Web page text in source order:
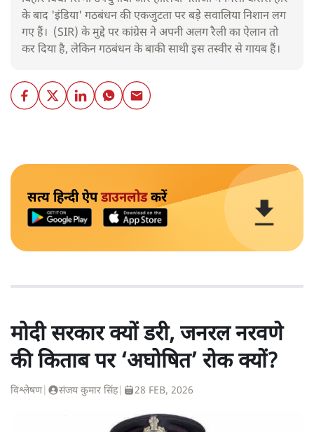
के बाद 'इंडिया' गठबंधन की एकजुटता पर बड़े सवालिया निशान लग
गए हैं। (SIR) के मुद्दे पर कांग्रेस ने अपनी अलग रैली का ऐलान तो
कर दिया है, लेकिन गठबंधन के बाकी साथी इस तस्वीर से गायब हैं।
सत्य हिन्दी ऐपडाउनलोडकरें
मोदी सरकार क्यों डरी, जनरल नरवणे
की किताब पर ‘अघोषित’ रोक क्यों?
विश्लेषण| संजय कुमार सिंह| 28 FEB, 2026